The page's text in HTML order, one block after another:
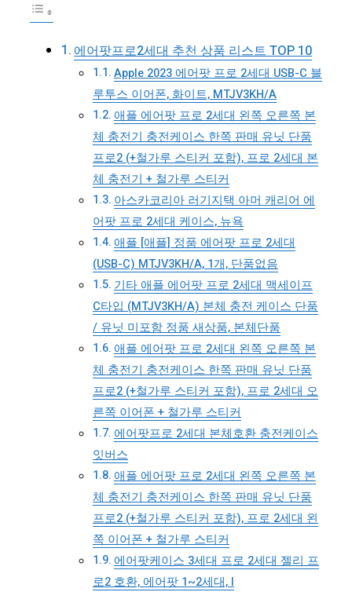
에어팟프로2세대 추천 상품 리스트 TOP 10
Apple 2023 에어팟 프로 2세대 USB-C 블
루투스 이어폰, 화이트, MTJV3KH/A
애플 에어팟 프로 2세대 왼쪽 오른쪽 본
체 충전기 충전케이스 한쪽 판매 유닛 단품
프로2 (+철가루 스티커 포함), 프로 2세대 본
체 충전기 + 철가루 스티커
아스카코리아 러기지택 아머 캐리어 에
어팟 프로 2세대 케이스, 뉴욕
애플 [애플] 정품 에어팟 프로 2세대
(USB-C) MTJV3KH/A, 1개, 단품없음
기타 애플 에어팟 프로 2세대 맥세이프
C타입 (MTJV3KH/A) 본체 충전 케이스 단품
/ 유닛 미포함 정품 새상품, 본체단품
애플 에어팟 프로 2세대 왼쪽 오른쪽 본
체 충전기 충전케이스 한쪽 판매 유닛 단품
프로2 (+철가루 스티커 포함), 프로 2세대 오
른쪽 이어폰 + 철가루 스티커
에어팟프로 2세대 본체호환 충전케이스
잇버스
애플 에어팟 프로 2세대 왼쪽 오른쪽 본
체 충전기 충전케이스 한쪽 판매 유닛 단품
프로2 (+철가루 스티커 포함), 프로 2세대 왼
쪽 이어폰 + 철가루 스티커
에어팟케이스 3세대 프로 2세대 젤리 프
로2 호환, 에어팟 1~2세대, I